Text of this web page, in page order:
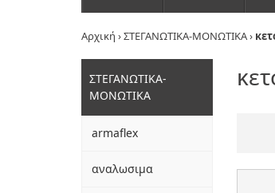
Αρχική ›ΣΤΕΓΑΝΩΤΙΚΑ-ΜΟΝΩΤΙΚΑ›
ΣΤΕΓΑΝΩΤΙΚΑ-
ΜΟΝΩΤΙΚΑ
armaflex
αναλωσιμα